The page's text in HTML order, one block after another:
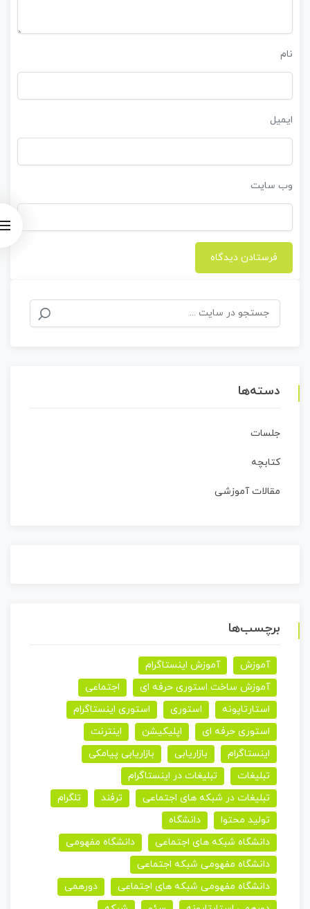
نام
ایمیل
وب‌ سایت
جستجو
برای:
دسته‌ها
جلسات
کتابچه
مقالات آموزشی
برچسب‌ها
آموزش
آموزش اینستاگرام
آموزش ساخت استوری حرفه ای
اجتماعی
استارتاپونه
استوری
استوری اینستاگرام
استوری حرفه ای
اپلیکیشن
اینترنت
اینستاگرام
بازاریابی
بازاریابی پیامکی
تبلیغات
تبلیغات در اینستاگرام
تبلیغات در شبکه های اجتماعی
ترفند
تلگرام
تولید محتوا
دانشگاه
دانشگاه شبکه های اجتماعی
دانشگاه مفهومی
دانشگاه مفهومی شبکه اجتماعی
دانشگاه مفهومی شبکه های اجتماعی
دورهمی